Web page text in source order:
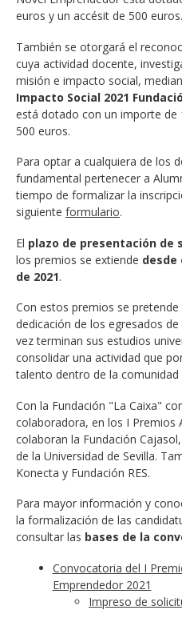
euros y un accésit de 500 euros.
También se otorgará el
cuya actividad docente,
misión e impacto social,
Impacto Social 2021
está dotado con un importe de
500 euros.
Para optar a cualquiera de los
fundamental pertenecer a
tiempo de formalizar la
siguiente formulario.
El plazo de presentación de
los premios se extiende desde
de 2021.
Con estos premios se
dedicación de los egresados
vez terminan sus estudios
consolidar una actividad que
talento dentro de la comunidad
Con la Fundación "La Caixa"
colaboradora, en los I Premios
colaboran la Fundación
de la Universidad de Sevilla.
Konecta y Fundación RES.
Para mayor información y
la formalización de las
consultar las bases de la
Convocatoria del I
Emprendedor 2021
Impreso de